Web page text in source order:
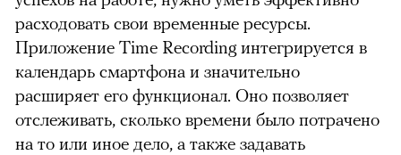
расходовать свои временные ресурсы.
Приложение Time Recording интегрируется в
календарь смартфона и значительно
расширяет его функционал. Оно позволяет
отслеживать, сколько времени было потрачено
на то или иное дело, а также задавать